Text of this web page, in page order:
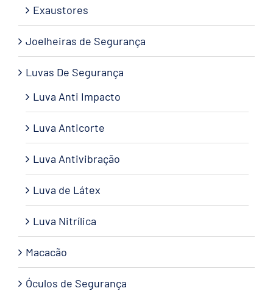
Exaustores
Joelheiras de Segurança
Luvas De Segurança
Luva Anti Impacto
Luva Anticorte
Luva Antivibração
Luva de Látex
Luva Nitrílica
Macacão
Óculos de Segurança